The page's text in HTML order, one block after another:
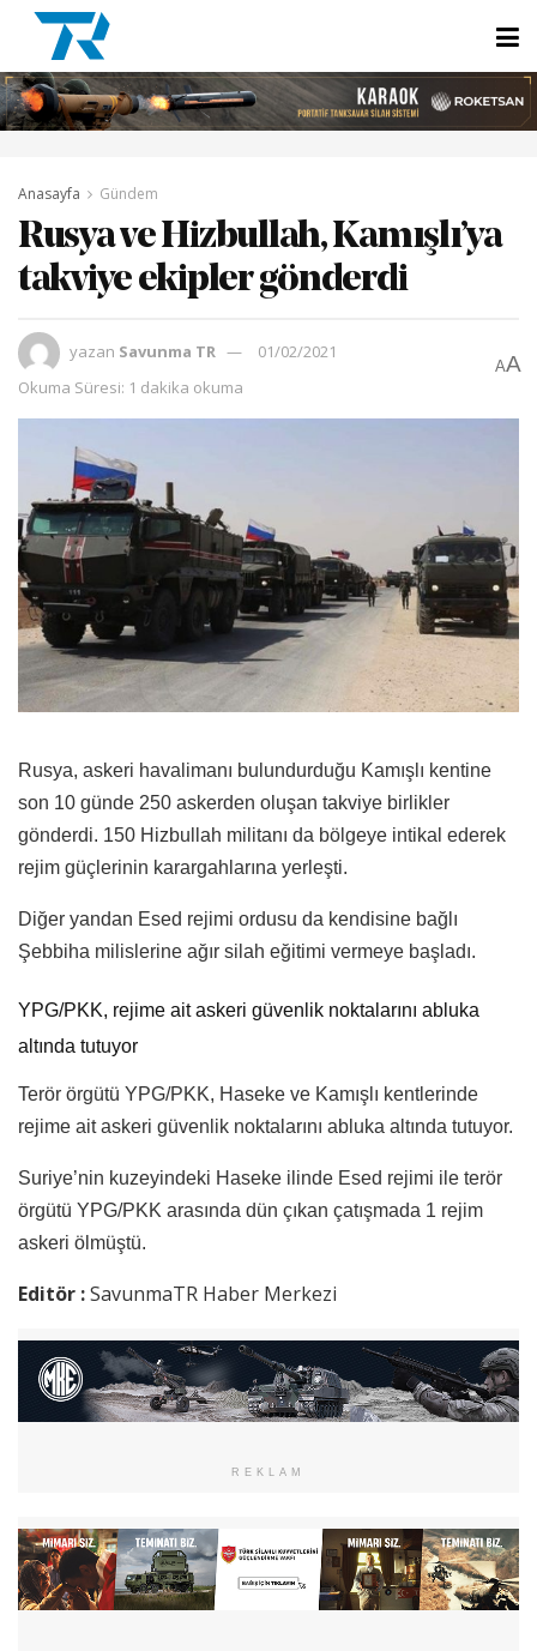
Anasayfa Gündem
Rusya ve Hizbullah, Kamışlı’ya
takviye ekipler gönderdi
yazan Savunma TR
01/02/2021
Okuma Süresi: 1 dakika okuma
AA
Rusya, askeri havalimanı bulundurduğu Kamışlı kentine
son 10 günde 250 askerden oluşan takviye birlikler
gönderdi. 150 Hizbullah militanı da bölgeye intikal ederek
rejim güçlerinin karargahlarına yerleşti.
Diğer yandan Esed rejimi ordusu da kendisine bağlı
Şebbiha milislerine ağır silah eğitimi vermeye başladı.
YPG/PKK, rejime ait askeri güvenlik noktalarını abluka
altında tutuyor
Terör örgütü YPG/PKK, Haseke ve Kamışlı kentlerinde
rejime ait askeri güvenlik noktalarını abluka altında tutuyor.
Suriye’nin kuzeyindeki Haseke ilinde Esed rejimi ile terör
örgütü YPG/PKK arasında dün çıkan çatışmada 1 rejim
askeri ölmüştü.
Editör :SavunmaTR Haber Merkezi
REKLAM